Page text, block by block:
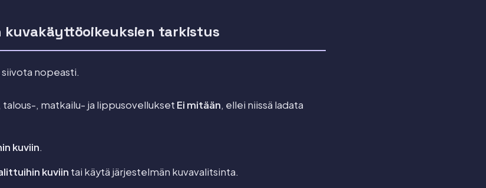
tarkistus
siivota nopeasti.
, matkailu- ja lippusovellukset Ei mitään, ellei niissä ladata
kuviin.
kuviin tai käytä järjestelmän kuvavalitsinta.